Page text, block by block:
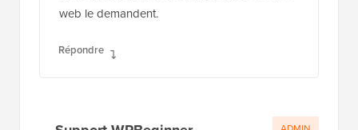
web le demandent.
Répondre